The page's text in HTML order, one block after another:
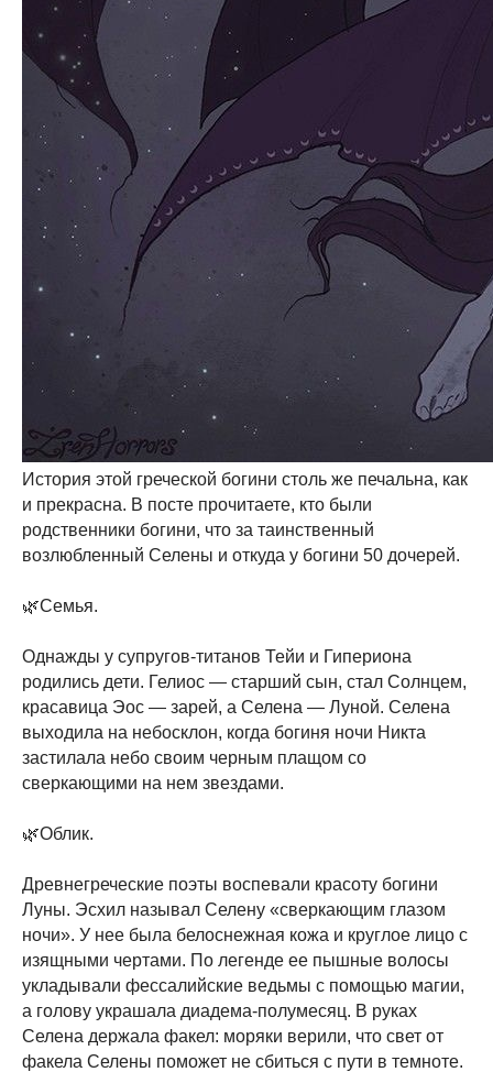
История этой греческой богини столь же печальна, как
и прекрасна. В посте прочитаете, кто были
родственники богини, что за таинственный
возлюбленный Селены и откуда у богини 50 дочерей.
🌿Семья.
Однажды у супругов-титанов Тейи и Гипериона
родились дети. Гелиос — старший сын, стал Солнцем,
красавица Эос — зарей, а Селена — Луной. Селена
выходила на небосклон, когда богиня ночи Никта
застилала небо своим черным плащом со
сверкающими на нем звездами.
🌿Облик.
Древнегреческие поэты воспевали красоту богини
Луны. Эсхил называл Селену «сверкающим глазом
ночи». У нее была белоснежная кожа и круглое лицо с
изящными чертами. По легенде ее пышные волосы
укладывали фессалийские ведьмы с помощью магии,
а голову украшала диадема-полумесяц. В руках
Селена держала факел: моряки верили, что свет от
факела Селены поможет не сбиться с пути в темноте.